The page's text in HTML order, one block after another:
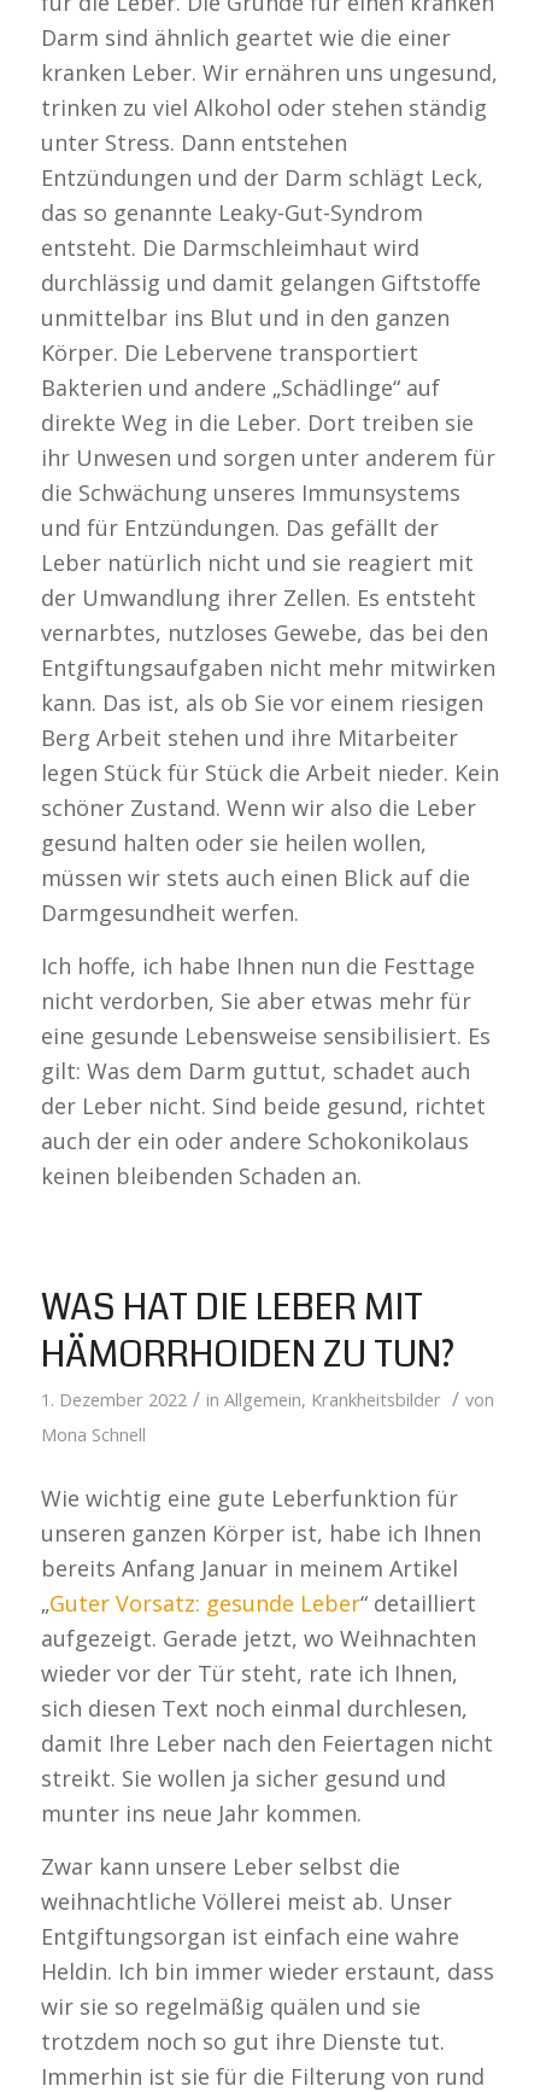
Darm sind ähnlich geartet wie die einer
kranken Leber. Wir ernähren uns ungesund,
trinken zu viel Alkohol oder stehen ständig
unter Stress. Dann entstehen
Entzündungen und der Darm schlägt Leck,
das so genannte Leaky-Gut-Syndrom
entsteht. Die Darmschleimhaut wird
durchlässig und damit gelangen Giftstoffe
unmittelbar ins Blut und in den ganzen
Körper. Die Lebervene transportiert
Bakterien und andere „Schädlinge“ auf
direkte Weg in die Leber. Dort treiben sie
ihr Unwesen und sorgen unter anderem für
die Schwächung unseres Immunsystems
und für Entzündungen. Das gefällt der
Leber natürlich nicht und sie reagiert mit
der Umwandlung ihrer Zellen. Es entsteht
vernarbtes, nutzloses Gewebe, das bei den
Entgiftungsaufgaben nicht mehr mitwirken
kann. Das ist, als ob Sie vor einem riesigen
Berg Arbeit stehen und ihre Mitarbeiter
legen Stück für Stück die Arbeit nieder. Kein
schöner Zustand. Wenn wir also die Leber
gesund halten oder sie heilen wollen,
müssen wir stets auch einen Blick auf die
Darmgesundheit werfen.
Ich hoffe, ich habe Ihnen nun die Festtage
nicht verdorben, Sie aber etwas mehr für
eine gesunde Lebensweise sensibilisiert. Es
gilt: Was dem Darm guttut, schadet auch
der Leber nicht. Sind beide gesund, richtet
auch der ein oder andere Schokonikolaus
keinen bleibenden Schaden an.
WAS HAT DIE LEBER MIT
HÄMORRHOIDEN ZU TUN?
1. Dezember 2022 / in Allgemein, Krankheitsbilder / von
Mona Schnell
Wie wichtig eine gute Leberfunktion für
unseren ganzen Körper ist, habe ich Ihnen
bereits Anfang Januar in meinem Artikel
„Guter Vorsatz: gesunde Leber“ detailliert
aufgezeigt. Gerade jetzt, wo Weihnachten
wieder vor der Tür steht, rate ich Ihnen,
sich diesen Text noch einmal durchlesen,
damit Ihre Leber nach den Feiertagen nicht
streikt. Sie wollen ja sicher gesund und
munter ins neue Jahr kommen.
Zwar kann unsere Leber selbst die
weihnachtliche Völlerei meist ab. Unser
Entgiftungsorgan ist einfach eine wahre
Heldin. Ich bin immer wieder erstaunt, dass
wir sie so regelmäßig quälen und sie
trotzdem noch so gut ihre Dienste tut.
Immerhin ist sie für die Filterung von rund